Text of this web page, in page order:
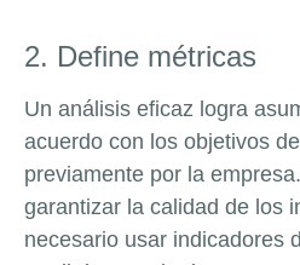
2. Define métricas
Un análisis eficaz logra
acuerdo con los objetivos
previamente por la
garantizar la calidad de los
necesario usar indicadores